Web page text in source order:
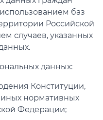
баз
Российской
случаев, указанных
данных:
Конституции,
нормативных
Федерации;